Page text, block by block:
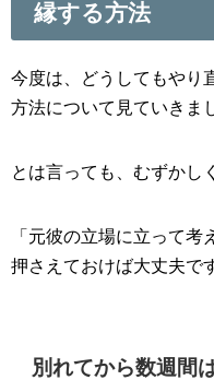
縁する方法
今度は、どうしてもやり
方法について見ていきま
とは言っても、むずかし
「元彼の立場に立って考
押さえておけば大丈夫で
別れてから数週間